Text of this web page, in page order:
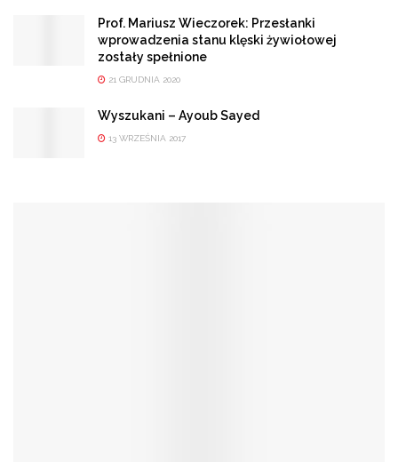
Prof. Mariusz Wieczorek: Przesłanki
wprowadzenia stanu klęski żywiołowej
zostały spełnione
21 GRUDNIA 2020
Wyszukani – Ayoub Sayed
13 WRZEŚNIA 2017